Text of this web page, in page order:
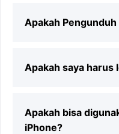
Apakah
memproses tautan
Apakah saya harus
downloader ini pada
didukung.
Apakah bisa
iPhone?